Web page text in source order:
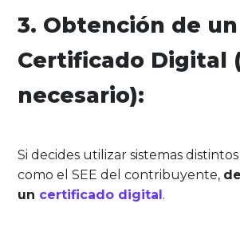
3. Obtención de un
Certificado Digital
necesario):
Si decides utilizar sistemas distintos
como el SEE del contribuyente,
un certificado digital.